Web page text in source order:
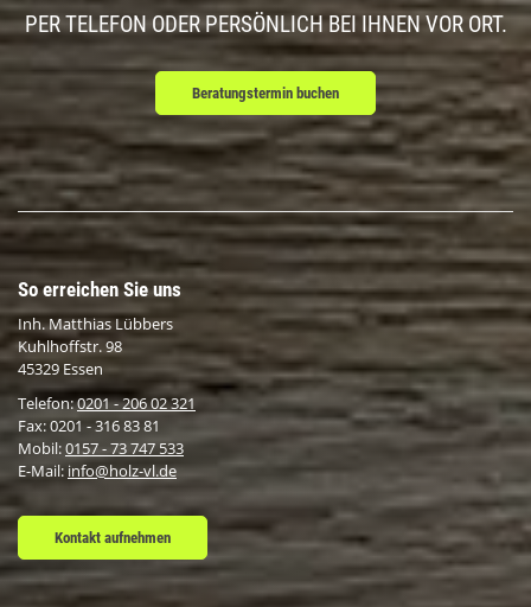
PER TELEFON ODER PERSÖNLICH BEI IHNEN VOR ORT.
Beratungstermin buchen
So erreichen Sie uns
Inh. Matthias Lübbers
Kuhlhoffstr. 98
45329 Essen
Telefon:0201 - 206 02 321
Fax: 0201 - 316 83 81
Mobil:0157 - 73 747 533
E-Mail: info@holz-vl.de
Kontakt aufnehmen